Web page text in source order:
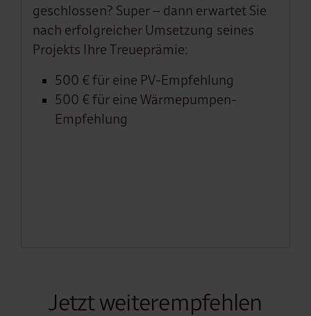
geschlossen? Super – dann erwartet Sie
nach erfolgreicher Umsetzung seines
Projekts Ihre Treueprämie:
500 € für eine PV-Empfehlung
500 € für eine Wärmepumpen-
Empfehlung
Jetzt weiterempfehlen